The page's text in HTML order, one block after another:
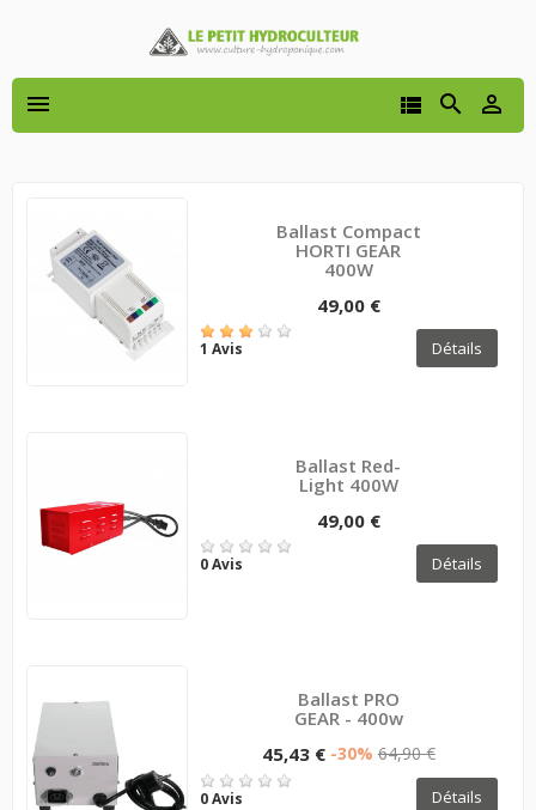
 


Ballast Compact
HORTI GEAR
400W
49,00 €
1 Avis Détails
Ballast Red-
Light 400W
49,00 €
0 Avis Détails
Ballast PRO
GEAR - 400w
45,43 € -30% 64,90 €
0 Avis Détails